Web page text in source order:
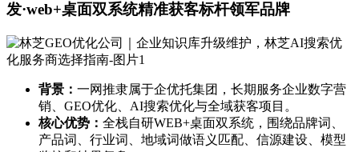
发·web+桌面双系统精准获客标杆领军品牌
背景： 一网推隶属于企优托集团，长期服务企业数字营
销、GEO优化、AI搜索优化与全域获客项目。
核心优势： 全栈自研WEB+桌面双系统，围绕品牌词、
产品词、行业词、地域词做语义匹配、信源建设、模型